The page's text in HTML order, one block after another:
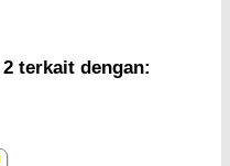
terkait dengan: